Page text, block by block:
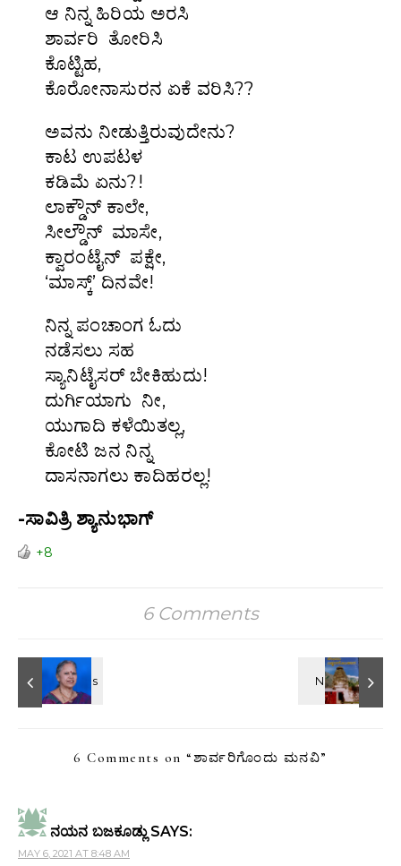
ಆ ನಿನ್ನ ಹಿರಿಯ ಅರಸಿ
ಶಾರ್ವರಿ ತೋರಿಸಿ
ಕೊಟ್ಟಿಹ,
ಕೊರೋನಾಸುರನ ಏಕೆ ವರಿಸಿ??
ಅವನು ನೀಡುತ್ತಿರುವುದೇನು?
ಕಾಟ ಉಪಟಳ
ಕಡಿಮೆ ಏನು?!
ಲಾಕ್ಡೌನ್ ಕಾಲೇ,
ಸೀಲ್ಡೌನ್ ಮಾಸೇ,
ಕ್ವಾರಂಟೈನ್ ಪಕ್ಷೇ,
‘ಮಾಸ್ಕ್’ ದಿನವೇ!
ನಿನ್ನ ಪಂಚಾಂಗ ಓದು
ನಡೆಸಲು ಸಹ
ಸ್ಯಾನಿಟೈಸರ್ ಬೇಕಿಹುದು!
ದುರ್ಗಿಯಾಗು ನೀ,
ಯುಗಾದಿ ಕಳೆಯಿತಲ್ಲ,
ಕೋಟಿ ಜನ ನಿನ್ನ
ದಾಸನಾಗಲು ಕಾದಿಹರಲ್ಲ!
-ಸಾವಿತ್ರಿ ಶ್ಯಾನುಭಾಗ್
+8
6 Comments
6 Comments on “ ಶಾರ್ವರಿಗೊಂದು‌ ಮನವಿ”
ನಯನ ಬಜಕೂಡ್ಲು SAYS:
MAY 6, 2021 AT 8:48 AM